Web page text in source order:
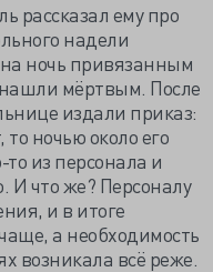
рассказал ему про
надели
ночь привязанным
мёртвым. После
издали приказ:
ночью около его
из персонала и
И что же? Персоналу
и в итоге
а необходимость
возникала всё реже.